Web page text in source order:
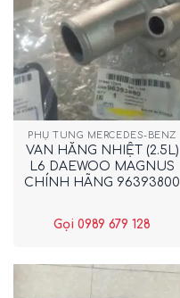
PHỤ TÙNG MERCEDES-BENZ
VAN HẰNG NHIỆT (2.5L)
L6 DAEWOO MAGNUS
CHÍNH HÃNG 96393800
Gọi 0989 679 128